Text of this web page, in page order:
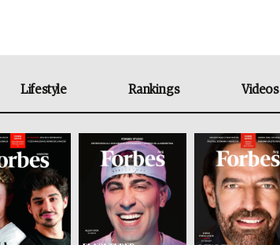
Lifestyle Rankings Videos